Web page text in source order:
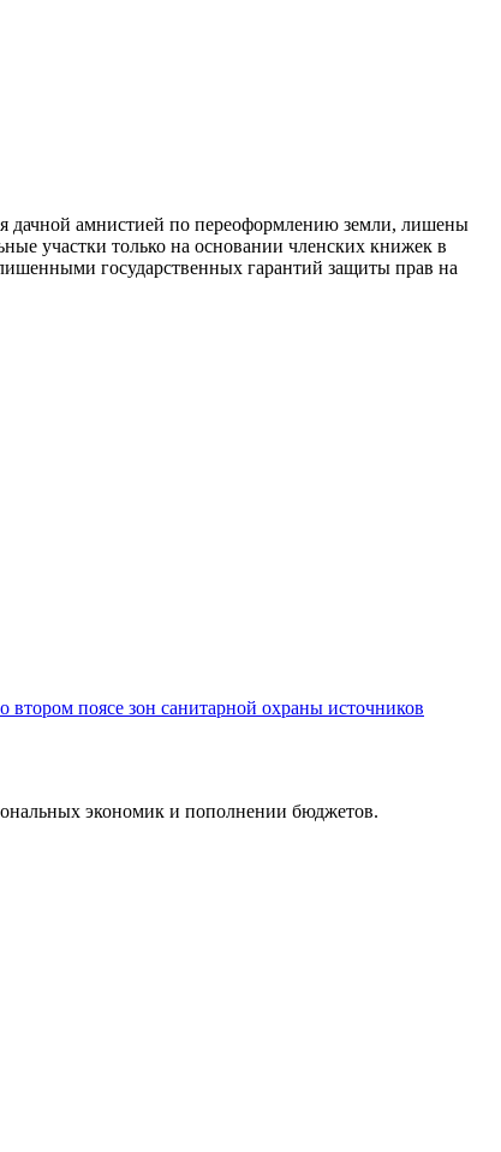
дачной амнистией по переоформлению земли, лишены
участки только на основании членских книжек в
государственных гарантий защиты прав на
поясе зон санитарной охраны источников
экономик и пополнении бюджетов.